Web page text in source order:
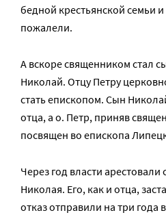
бедной крестьянской семьи и
пожалели.
А вскоре священником стал
Николай. Отцу Петру
стать епископом. Сын
отца, а о. Петр, приняв
посвящен во епископа
Через год власти
Николая. Его, как и отца,
отказ отправили на три года